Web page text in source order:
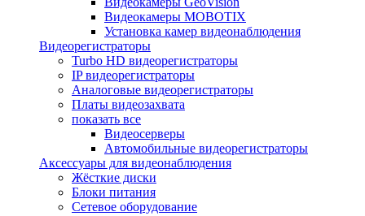
Видеокамеры MOBOTIX
Установка камер видеонаблюдения
Видеорегистраторы
Turbo HD видеорегистраторы
IP видеорегистраторы
Аналоговые видеорегистраторы
Платы видеозахвата
показать все
Видеосерверы
Автомобильные видеорегистраторы
Аксессуары для видеонаблюдения
Жёсткие диски
Блоки питания
Сетевое оборудование